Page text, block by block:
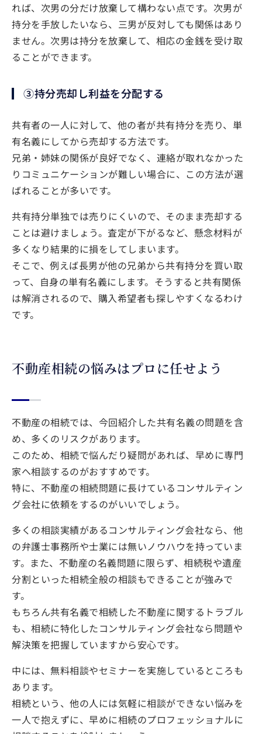
れば、次男の分だけ放棄して構わない点です。次男が
持分を手放したいなら、三男が反対しても関係はあり
ません。次男は持分を放棄して、相応の金銭を受け取
ることができます。
③持分売却し利益を分配する
共有者の一人に対して、他の者が共有持分を売り、単
有名義にしてから売却する方法です。
兄弟・姉妹の関係が良好でなく、連絡が取れなかった
りコミュニケーションが難しい場合に、この方法が選
ばれることが多いです。
共有持分単独では売りにくいので、そのまま売却する
ことは避けましょう。査定が下がるなど、懸念材料が
多くなり結果的に損をしてしまいます。
そこで、例えば長男が他の兄弟から共有持分を買い取
って、自身の単有名義にします。そうすると共有関係
は解消されるので、購入希望者も探しやすくなるわけ
です。
不動産相続の悩みはプロに任せよう
不動産の相続では、今回紹介した共有名義の問題を含
め、多くのリスクがあります。
このため、相続で悩んだり疑問があれば、早めに専門
家へ相談するのがおすすめです。
特に、不動産の相続問題に長けているコンサルティン
グ会社に依頼をするのがいいでしょう。
多くの相談実績があるコンサルティング会社なら、他
の弁護士事務所や士業には無いノウハウを持っていま
す。また、不動産の名義問題に限らず、相続税や遺産
分割といった相続全般の相談もできることが強みで
す。
もちろん共有名義で相続した不動産に関するトラブル
も、相続に特化したコンサルティング会社なら問題や
解決策を把握していますから安心です。
中には、無料相談やセミナーを実施しているところも
あります。
相続という、他の人には気軽に相談ができない悩みを
一人で抱えずに、早めに相続のプロフェッショナルに